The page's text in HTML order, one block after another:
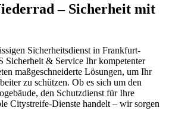
– Sicherheit mit
Sicherheitsdienst in Frankfurt-
Sicherheit & Service Ihr kompetenter
maßgeschneiderte Lösungen, um Ihr
zu schützen. Ob es sich um den
den Schutzdienst für Ihre
Citystreife-Dienste handelt – wir sorgen